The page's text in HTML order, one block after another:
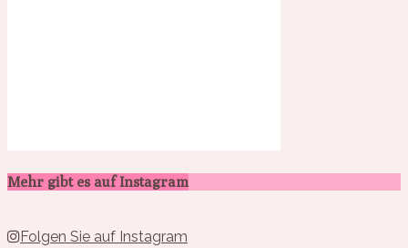
Mehr gibt es auf Instagram
Folgen Sie auf Instagram